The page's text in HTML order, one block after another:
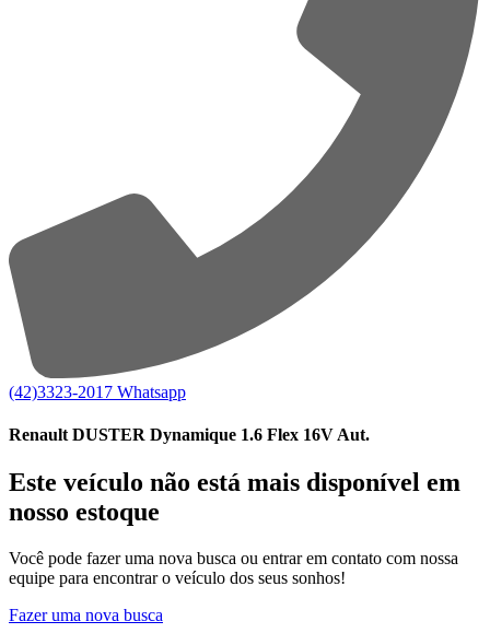
(42)3323-2017 Whatsapp
Renault DUSTER Dynamique 1.6 Flex 16V Aut.
Este veículo não está mais disponível em
nosso estoque
Você pode fazer uma nova busca ou entrar em contato com nossa
equipe para encontrar o veículo dos seus sonhos!
Fazer uma nova busca